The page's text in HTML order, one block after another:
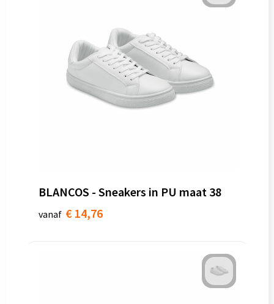
BLANCOS - Sneakers in PU maat 38
vanaf € 14,76